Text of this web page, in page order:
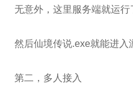
无意外，这里服务端就运行
然后仙境传说.exe就能进入
第二，多人接入